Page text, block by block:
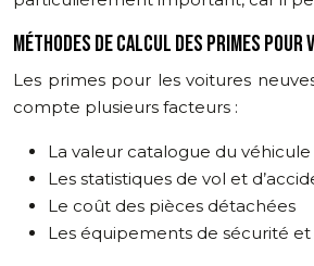
MÉTHODES DE CALCUL DES PRIMES POUR
Les primes pour les voitures
compte plusieurs facteurs :
La valeur catalogue du véhicule
Les statistiques de vol et
Le coût des pièces détachées
Les équipements de sécurité et